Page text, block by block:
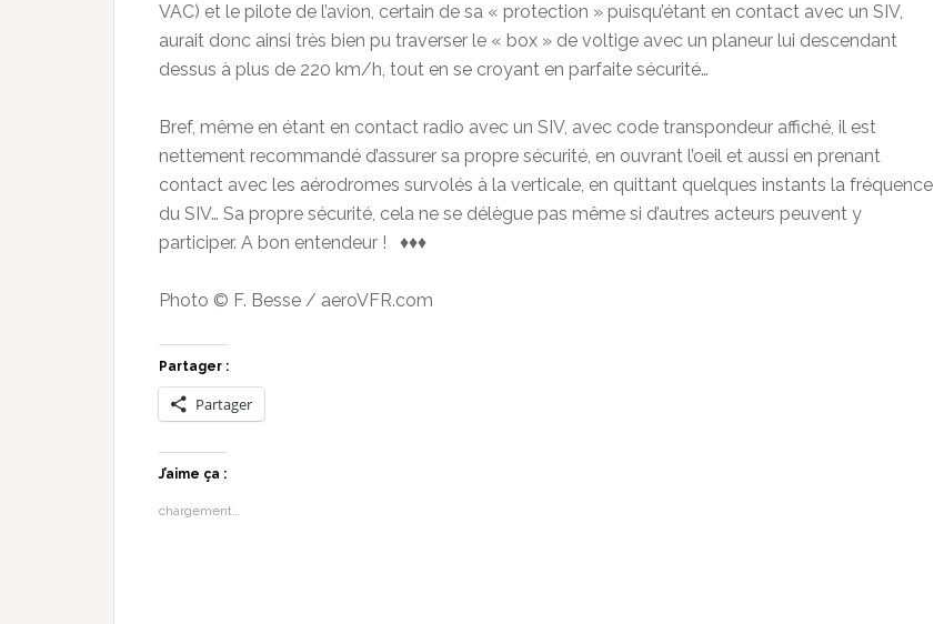
VAC) et le pilote de l’avion, certain de sa « protection » puisqu’étant en contact avec un SIV,
aurait donc ainsi très bien pu traverser le « box » de voltige avec un planeur lui descendant
dessus à plus de 220 km/h, tout en se croyant en parfaite sécurité…
Bref, même en étant en contact radio avec un SIV, avec code transpondeur affiché, il est
nettement recommandé d’assurer sa propre sécurité, en ouvrant l’oeil et aussi en prenant
contact avec les aérodromes survolés à la verticale, en quittant quelques instants la fréquence
du SIV… Sa propre sécurité, cela ne se délègue pas même si d’autres acteurs peuvent y
participer. A bon entendeur ! ♦♦♦
Photo © F. Besse / aeroVFR.com
Partager :
Partager
J’aime ça :
chargement…